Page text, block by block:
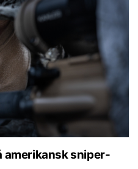
amerikansk sniper-